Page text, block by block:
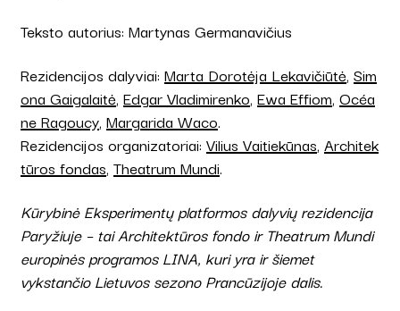
Teksto autorius: Martynas Germanavičius
Rezidencijos dalyviai: Marta Dorotėja Lekavičiūtė, Sim
ona Gaigalaitė, Edgar Vladimirenko, Ewa Effiom, Océa
ne Ragoucy, Margarida Waco.
Rezidencijos organizatoriai: Vilius Vaitiekūnas, Architek
tūros fondas, Theatrum Mundi.
Kūrybinė Eksperimentų platformos dalyvių rezidencija
Paryžiuje – tai Architektūros fondo ir Theatrum Mundi
europinės programos LINA, kuri yra ir šiemet
vykstančio Lietuvos sezono Prancūzijoje dalis.